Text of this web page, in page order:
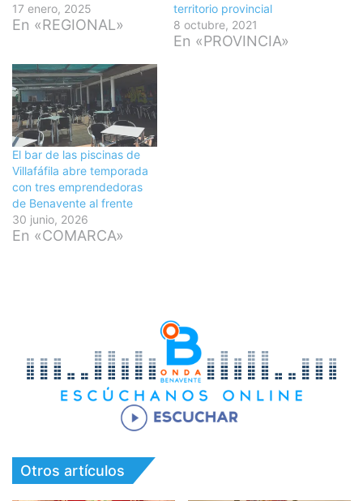
17 enero, 2025
En «REGIONAL»
territorio provincial
8 octubre, 2021
En «PROVINCIA»
El bar de las piscinas de
Villafáfila abre temporada
con tres emprendedoras
de Benavente al frente
30 junio, 2026
En «COMARCA»
Otros artículos